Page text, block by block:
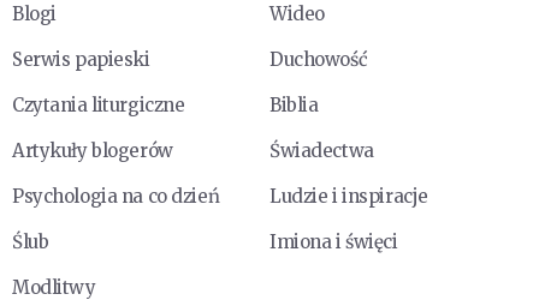
Blogi
Wideo
Serwis papieski
Duchowość
Czytania liturgiczne
Biblia
Artykuły blogerów
Świadectwa
Psychologia na co dzień
Ludzie i inspiracje
Ślub
Imiona i święci
Modlitwy